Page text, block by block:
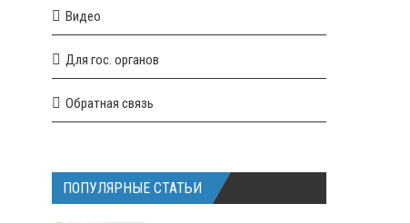
Видео
Для гос. органов
Обратная связь
ПОПУЛЯРНЫЕ СТАТЬИ